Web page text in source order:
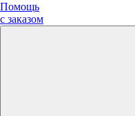
Помощь
с заказом